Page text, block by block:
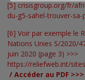
[5] crisisgroup.org/fr/
du-g5-sahel-trouver-
[6] Voir par exemple le
Nations Unies S/2020/
juin 2020 (page 3) >>>
https://reliefweb.int/
/ Accéder au PDF >>>